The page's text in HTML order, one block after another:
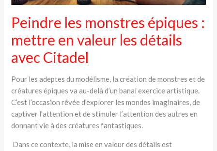
Peindre les monstres épiques :
mettre en valeur les détails
avec Citadel
Pour les adeptes du modélisme, la création de monstres et de
créatures épiques va au-delà d’un banal exercice artistique.
C’est l’occasion rêvée d’explorer les mondes imaginaires, de
captiver l’attention et de stimuler l’attention des autres en
donnant vie à des créatures fantastiques.
Dans ce contexte, la mise en valeur des détails est